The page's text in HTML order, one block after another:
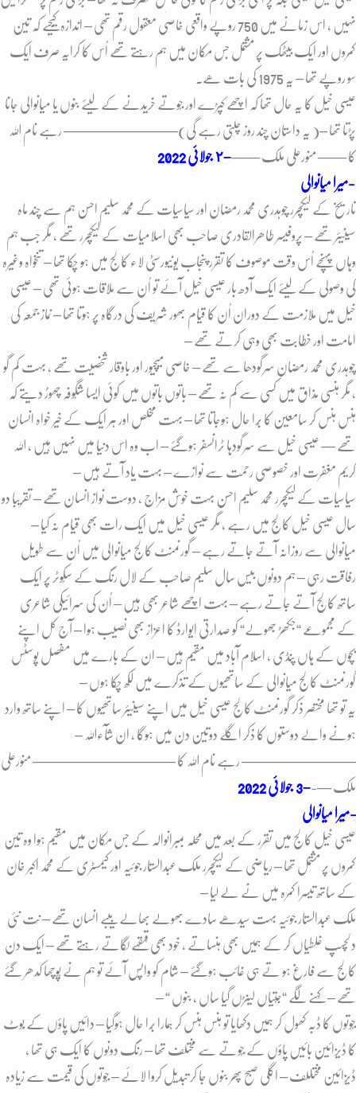
نہیں ، اس زمانے میں 750 روپے واقعی خاصٰی معقول رقم تھی – اندازہ کیجیے کہ تین
کمروں اور ایک بیٹھک پر مشتمل جس مکان میں ہم رہتے تھے اُس کا کرایہ صرف ایک
سو روپے تھا – یہ 1975 کی بات ھے۔
عیسی خٰیل کا یہ حال تھا کہ اچھے کپڑے اور جُوتے خریدنے کے لیئے بنوں یا میانوالی جانا
پڑتا تھا –( یہ داستان چند روز چلتی رہے گی)———————— رہے نام اللہ
کا ——منورعلی ملک ——–٢ جولائی 2022
میرا میانوالی-
تاریخ کے لیکچرر چوہدری محمد رمضان اور سیاسیات کے محمد سلیم احسن ہم سے چند ماہ
سینیئر تھے – پروفیسر طاھرالقادری صاحب بھی اسلامیات کے لیکچرر تھے ، مگر جب ہم
وہاں پہنچے اُس وقت موصوف کا تقرر پنجاب یونیورسٹی لاء کالج میں ہو چکا تھا – تنخواہ وغیرہ
کی وصولی کے لیئے ایک آدھ بار عیسی خیل آئے تو اُن سے ملاقات ہوئی تھی – عیسی
خیل میں ملازمت کے دوران اُن کا قیام بھور شریف کی درگاہ پر ہوتا تھا – نماز جمعہ کی
امامت اور خطابت بھی وہی کرتے تھے –
چوہدری محمد رمضان سرگودھا سے تھے – خاصی میچیور اور باوقار شخصیت تھے ، بہت کم گو
، مگر ہنسی مذاق میں کسی سے کم نہ تھے – باتوں باتوں میں کوئی ایسا شگُوفہ چھوڑ دیتے کہ
ہنس ہنس کر سامعین کا بُرا حال ہوجاتا تھا – بہت مخلص اور ہر ایک کے خیر خواہ انسان
تھے — عیسی خیل سے سرگودہا ٹرانسفر ہوگئے – اب وہ اس دنیا میں نہیں ہیں ، اللہ
کریم مغفرت اور خصوصی رحمت سے نوازے – بہت یاد آتے ہیں –
سیاسیات کے لیکچرر محمد سلیم احسن بہت خوش مزاج ، دوست نواز انسان تھے – تقریبا دو
سال عیسی خیل کالج میں رہے ، مگر عیسی خیل میں ایک رات بھی قیام نہ کیا –
میانوالی سے روزانہ آتے جاتے رہے – گورنمنٹ کالج میانوالی میں اُن سے طویل
رفاقت رہی – ہم دونوں بیس سال سلیم صاحب کے لال رنگ کے سکُوٹر پر ایک
ساتھ کالج آتے جاتے رہے – بہت اچھے شاعر بھی ہیں – اُن کی سرائیکی شاعری
کے مجموعے “جکھڑ جھولے“ کو صدارتی ایوارڈ کا اعزاز بھی نصیب ہوا – آج کل اپنے
بچوں کے ہاں پنڈی ، اسلام آباد میں مقیم ہیں – ان کے بارے میں مفصل پوسٹس
گورنمنٹ کالج میانوالی کے ساتھیوں کے تذکرے میں لکھ چکا ہوں –
یہ تو تھا مختصر ذکر گورنمنٹ کالج عیسی خیل میں اپنے سینیئر ساتھیوں کا – اپنے ساتھ وارد
ہونے والے دوستوں کا ذکر اگلے دوتین دن میں ہوگا ، ان شآءاللہ –
———————— رہے نام اللہ کا —————————— منورعلی
ملک —-–3 جولائی 2022
میرا میانوالی-
عیسی خیل کالج میں تقرر کے بعد میں محلہ بمبرانوالہ کے جس مکان میں مقیم ہوا وہ تین
کمروں پر مشتمل تھا – ریاضی کے لیکچرر ملک عبدالستار جوئیہ اور کیمسٹری کے محمد اکبر خان
کے ساتھ تیسرا کمرہ میں نے لے لیا –
ملک عبدالستار جوئیہ بہت سیدھے سادے بھولے بھالے بِیبے انسان تھے – نِت نئی
دلچسپ غلطیاں کر کے ہمیں بھی ہنساتے ، خود بھی قہقہے لگاتے رہتے تھے – ایک دن
کالج سے فارغ ہو تے ہی غائب ہوگئے – شام کو واپس آئے تو ہم نے پُوچھا کدھر گئے
تھے – کہنے لگے “جُتیاں لینڑں گیا ساں ، بنوں “ –
جُوتوں کا ڈبہ کھول کر ہمیں دکھایا تو ہنس ہنس کر ہمارا بُرا حال ہوگیا – دائیں پاؤں کے بُوٹ
کا ڈیزائین بائیں پاؤں کے جُوتے سے مختلف تھا – رنگ دونوں کا ایک ہی تھا ،
ڈیزائین مختللف – اگلی صبح پھر بنوں جا کر تبدیل کروا لائے – جُوتوں کی قیمت سے زیادہ